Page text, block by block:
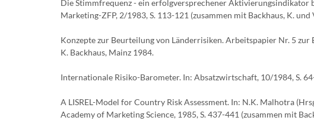
Die Stimmfrequenz - ein erfolgversprechener
Marketing-ZFP, 2/1983, S. 113-121 (zusammen mit Backhaus, K. und
Konzepte zur Beurteilung von Länderrisiken. Arbeitspapier Nr. 5
K. Backhaus, Mainz 1984.
Internationale Risiko-Barometer. In: Absatzwirtschaft, 10/1984, S.
A LISREL-Model for Country Risk Assessment. In: N.K. Malhotra
Academy of Marketing Science, 1985, S. 437-441 (zusammen mit